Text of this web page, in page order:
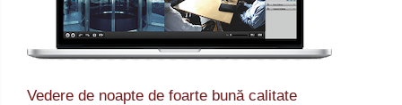
Vedere de noapte de foarte bună calitate